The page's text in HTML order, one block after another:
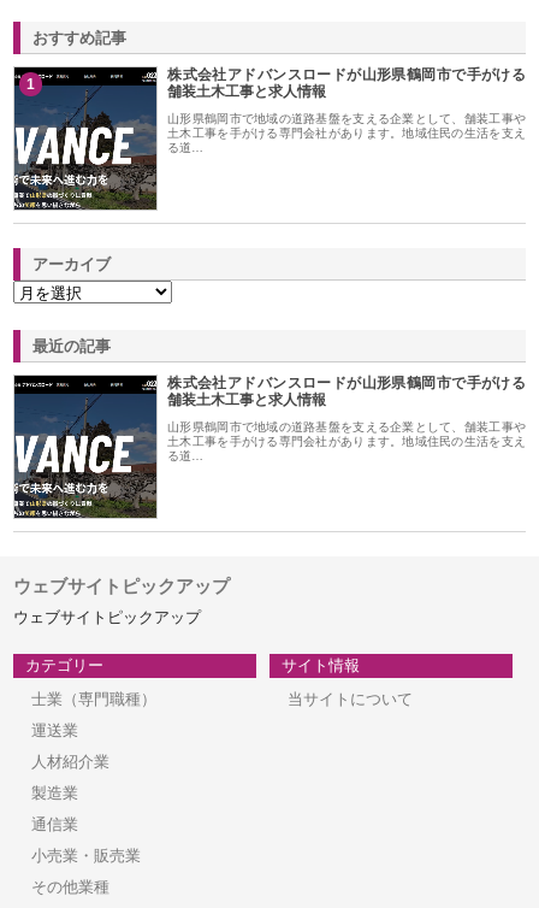
おすすめ記事
1
株式会社アドバンスロードが山形県鶴岡市で手がける
舗装土木工事と求人情報
山形県鶴岡市で地域の道路基盤を支える企業として、舗装工事や
土木工事を手がける専門会社があります。地域住民の生活を支え
る道…
アーカイブ
最近の記事
株式会社アドバンスロードが山形県鶴岡市で手がける
舗装土木工事と求人情報
山形県鶴岡市で地域の道路基盤を支える企業として、舗装工事や
土木工事を手がける専門会社があります。地域住民の生活を支え
る道…
ウェブサイトピックアップ
ウェブサイトピックアップ
カテゴリー
士業（専門職種）
運送業
人材紹介業
製造業
通信業
小売業・販売業
その他業種
サイト情報
当サイトについて